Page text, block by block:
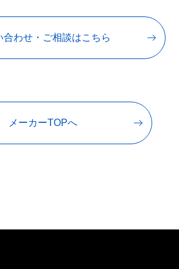
合わせ・ご相談はこちら
メーカーTOPへ